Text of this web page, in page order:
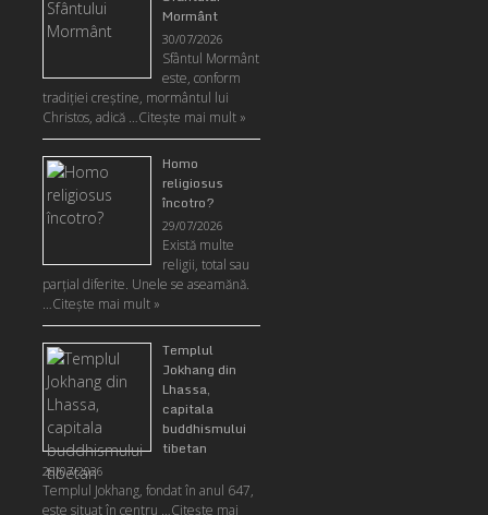
Mormânt
30/07/2026
Sfântul Mormânt
este, conform
tradiţiei creştine, mormântul lui
Christos, adică …Citeşte mai mult »
Homo
religiosus
încotro?
29/07/2026
Există multe
religii, total sau
parţial diferite. Unele se aseamănă.
…Citeşte mai mult »
Templul
Jokhang din
Lhassa,
capitala
buddhismului
tibetan
28/07/2026
Templul Jokhang, fondat în anul 647,
este situat în centru …Citeşte mai